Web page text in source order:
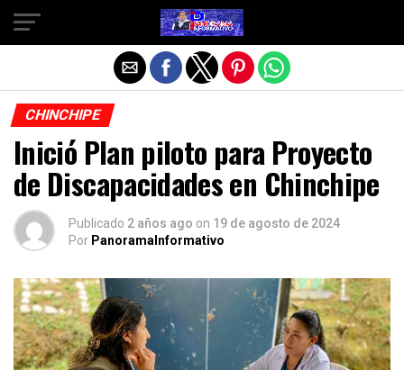
CHINCHIPE
Inició Plan piloto para Proyecto
de Discapacidades en Chinchipe
Publicado 2 años ago on 19 de agosto de 2024
Por PanoramaInformativo
Salir de la versión móvil